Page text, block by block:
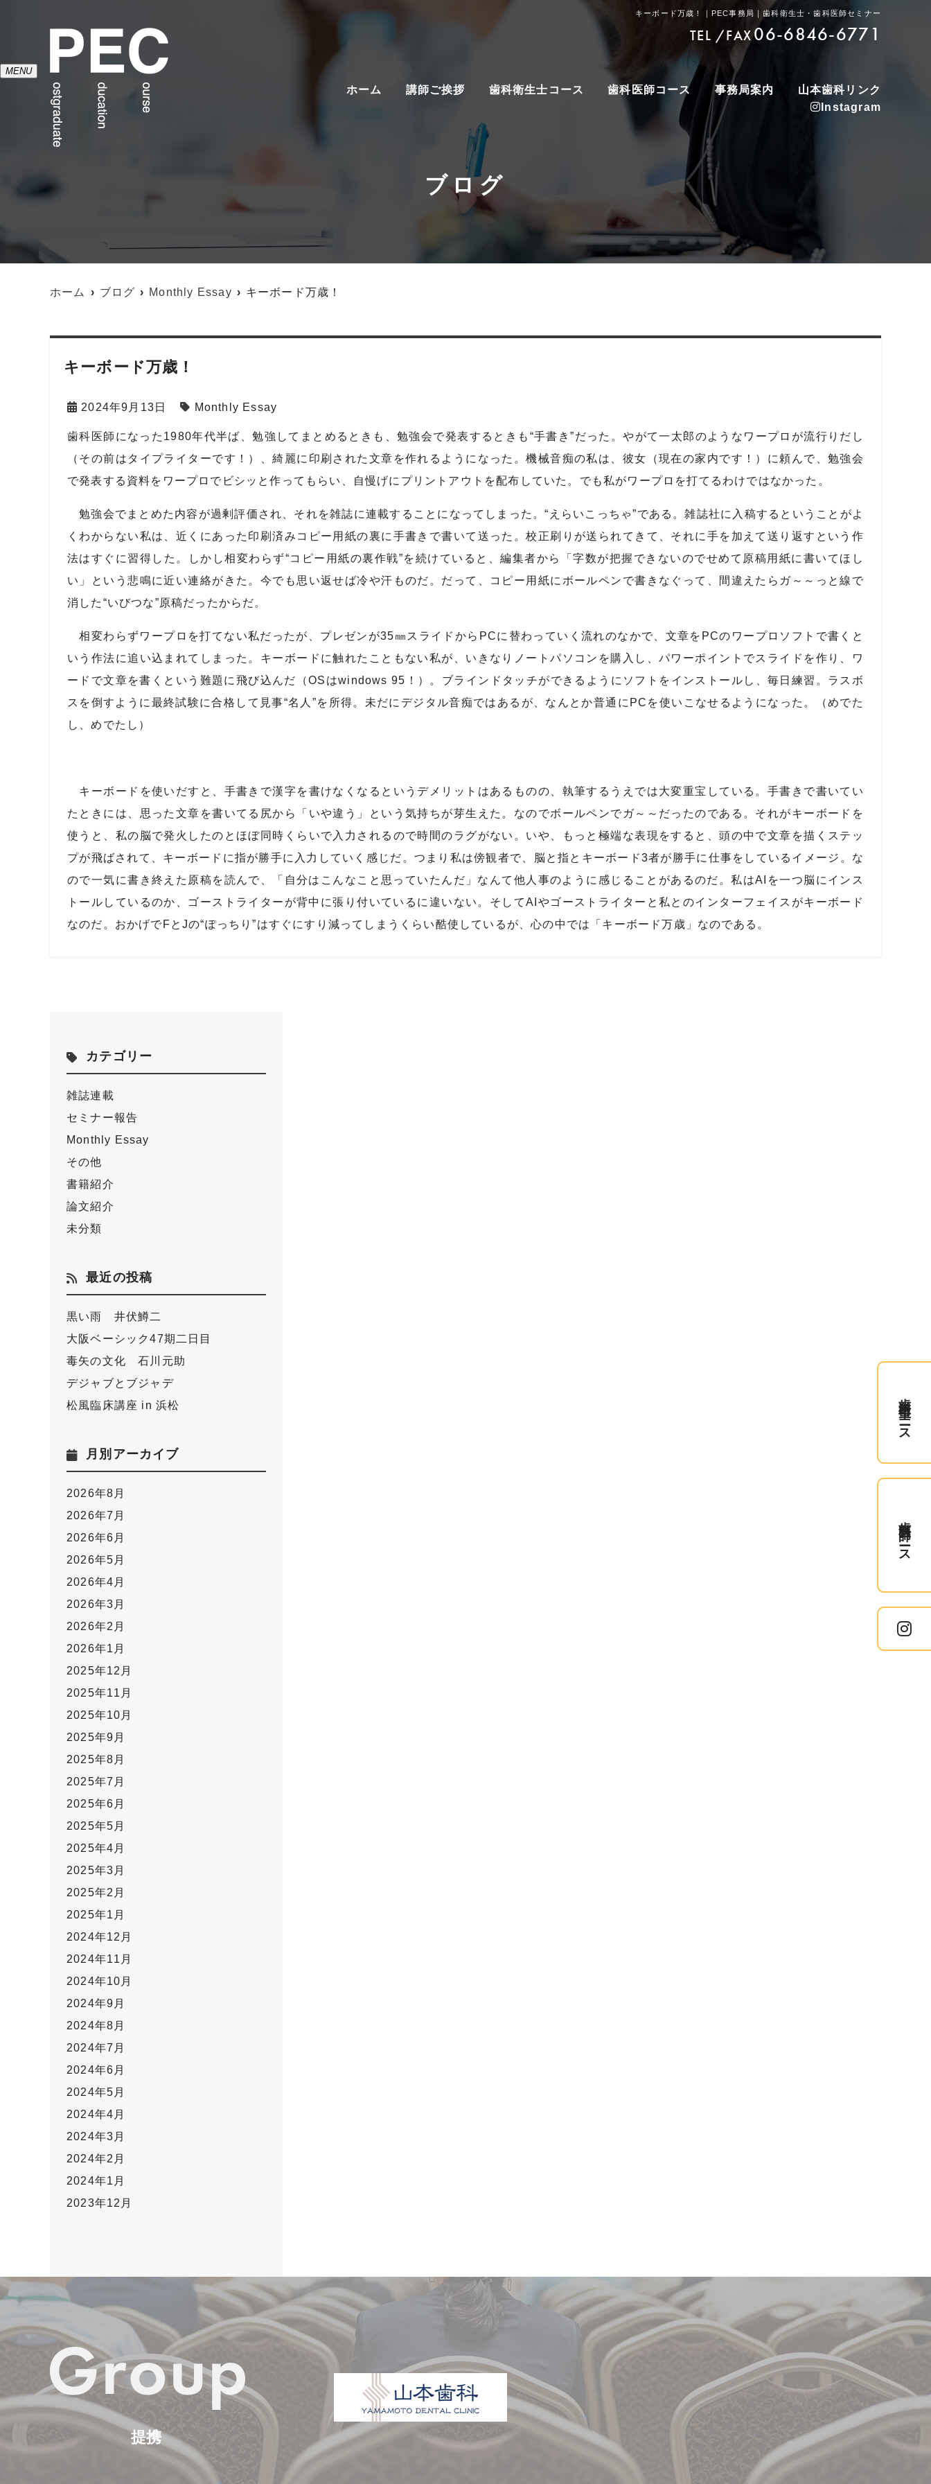
キーボード万歳！｜PEC事務局｜歯科衛生士・歯科医師セミナー
TEL /FAX06-6846-6771
歯科衛生士コース
歯科医師コース
MENU
ホーム 講師ご挨拶 歯科衛生士コース 歯科医師コース 事務局案内
山本歯科リンク
Instagram
ブログ
ホーム ブログ Monthly Essay キーボード万歳！
キーボード万歳！
2024年9月13日 Monthly Essay
歯科医師になった 1980年代半ば、勉強してまとめるときも、勉強会で発表するときも“手書き”だった。やがて一太郎のようなワープロが流行りだし
（その前はタイプライターです！）、綺麗に印刷された文章を作れるようになった。機械音痴の私は、彼女（現在の家内です！）に頼んで、勉強会
で発表する資料をワープロでビシッと作ってもらい、自慢げにプリントアウトを配布していた。でも私がワープロを打てるわけではなかった。
勉強会でまとめた内容が過剰評価され、それを雑誌に連載することになってしまった。“えらいこっちゃ”である。雑誌社に入稿するということがよ
くわからない私は、近くにあった印刷済みコピー用紙の裏に手書きで書いて送った。校正刷りが送られてきて、それに手を加えて送り返すという作
法はすぐに習得した。しかし相変わらず“コピー用紙の裏作戦”を続けていると、編集者から「字数が把握できないのでせめて原稿用紙に書いてほし
い」という悲鳴に近い連絡がきた。今でも思い返せば冷や汗ものだ。だって、コピー用紙にボールペンで書きなぐって、間違えたらガ～～っと線で
消した“いびつな”原稿だったからだ。
相変わらずワープロを打てない私だったが、プレゼンが35㎜スライドから PCに替わっていく流れのなかで、文章を PCのワープロソフトで書くと
いう作法に追い込まれてしまった。キーボードに触れたこともない私が、いきなりノートパソコンを購入し、パワーポイントでスライドを作り、ワ
ードで文章を書くという難題に飛び込んだ（OS はwindows 95 ！）。ブラインドタッチができるようにソフトをインストールし、毎日練習。ラスボ
スを倒すように最終試験に合格して見事“名人”を所得。未だにデジタル音痴ではあるが、なんとか普通に PC を使いこなせるようになった。（めでた
し、めでたし）
キーボードを使いだすと、手書きで漢字を書けなくなるというデメリットはあるものの、執筆するうえでは大変重宝している。手書きで書いてい
たときには、思った文章を書いてる尻から「いや違う」という気持ちが芽生えた。なのでボールペンでガ～～だったのである。それがキーボードを
使うと、私の脳で発火したのとほぼ同時くらいで入力されるので時間のラグがない。いや、もっと極端な表現をすると、頭の中で文章を描くステッ
プが飛ばされて、キーボードに指が勝手に入力していく感じだ。つまり私は傍観者で、脳と指とキーボード3者が勝手に仕事をしているイメージ。な
ので一気に書き終えた原稿を読んで、「自分はこんなこと思っていたんだ」なんて他人事のように感じることがあるのだ。私はAI を一つ脳にインス
トールしているのか、ゴーストライターが背中に張り付いているに違いない。そしてAI やゴーストライターと私とのインターフェイスがキーボード
なのだ。おかげで FとJの“ぽっちり”はすぐにすり減ってしまうくらい酷使しているが、心の中では「キーボード万歳」なのである。
カテゴリー
雑誌連載
セミナー報告
Monthly Essay
その他
書籍紹介
論文紹介
未分類
最近の投稿
黒い雨 井伏鱒二
大阪ベーシック47期二日目
毒矢の文化 石川元助
デジャブとブジャデ
松風臨床講座 in 浜松
月別アーカイブ
2026年8月
2026年7月
2026年6月
2026年5月
2026年4月
2026年3月
2026年2月
2026年1月
2025年12月
2025年11月
2025年10月
2025年9月
2025年8月
2025年7月
2025年6月
2025年5月
2025年4月
2025年3月
2025年2月
2025年1月
2024年12月
2024年11月
2024年10月
2024年9月
2024年8月
2024年7月
2024年6月
2024年5月
2024年4月
2024年3月
2024年2月
2024年1月
2023年12月
提携